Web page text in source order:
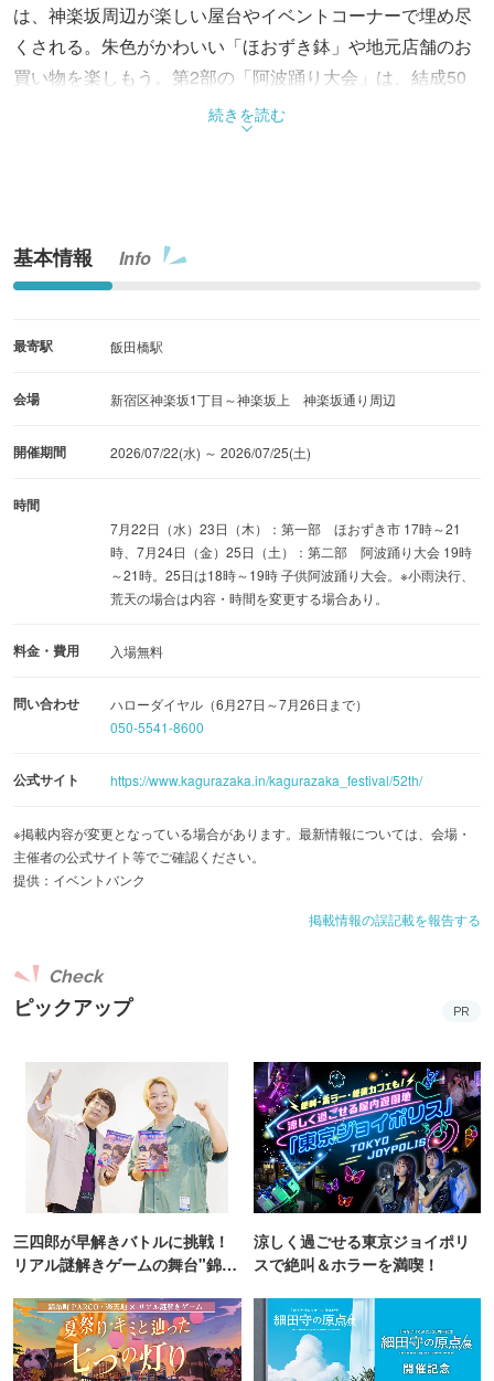
は、神楽坂周辺が楽しい屋台やイベントコーナーで埋め尽
くされる。朱色がかわいい「ほおずき鉢」や地元店舗のお
買い物を楽しもう。第2部の「阿波踊り大会」は、結成50
年を超える地元「神楽坂かぐら連」をはじめ、周辺企業や
高円寺など、2日間合わせて40連以上が参加予定で、会場
続きを読む
基本情報 Info
最寄駅 飯田橋駅
会場 新宿区神楽坂1丁目～神楽坂上 神楽坂通り周辺
開催期間 2026/07/22(水) ～ 2026/07/25(土)
時間
7月22日（水）23日（木）：第一部 ほおずき市 17時～21
時、7月24日（金）25日（土）：第二部 阿波踊り大会 19時
～21時。25日は18時～19時 子供阿波踊り大会。※小雨決行、
荒天の場合は内容・時間を変更する場合あり。
料金・費用 入場無料
問い合わせ
ハローダイヤル（6月27日～7月26日まで）
050-5541-8600
公式サイト https://www.kagurazaka.in/kagurazaka_festival/52th/
※掲載内容が変更となっている場合があります。最新情報については、会場・
主催者の公式サイト等でご確認ください。
提供：イベントバンク
掲載情報の誤記載を報告する
ピックアップ
Check
PR
三四郎が早解きバトルに挑戦！
リアル謎解きゲームの舞台"錦糸
涼しく過ごせる東京ジョイポリ
スで絶叫＆ホラーを満喫！